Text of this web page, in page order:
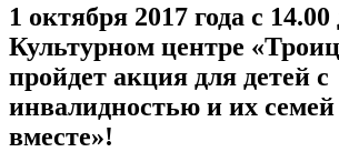
1 октября 2017 года с 14.00
Культурном центре
пройдет акция для детей с
инвалидностью и их
вместе»!